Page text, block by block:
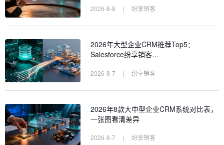
2026-8-8 | 纷享销客
2026年大型企业CRM推荐Top5：
Salesforce纷享销客…
2026-8-7 | 纷享销客
2026年8款大中型企业CRM系统对比表，
一张图看清差异
2026-8-7 | 纷享销客